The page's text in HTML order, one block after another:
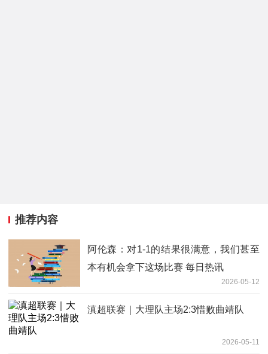
推荐内容
阿伦森：对1-1的结果很满意，我们甚至
本有机会拿下这场比赛 每日热讯
2026-05-12
滇超联赛｜大理队主场2:3惜败曲靖队
2026-05-11